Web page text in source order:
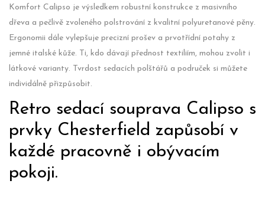
Komfort Calipso je výsledkem robustní konstrukce z masivního
dřeva a pečlivě zvoleného polstrování z kvalitní polyuretanové pěny.
Ergonomii dále vylepšuje precizní prošev a prvotřídní potahy z
jemné italské kůže. Ti, kdo dávají přednost textiliím, mohou zvolit i
látkové varianty. Tvrdost sedacích polštářů a područek si můžete
individálně přizpůsobit.
Retro sedací souprava Calipso s
prvky Chesterfield zapůsobí v
každé pracovně i obývacím
pokoji.